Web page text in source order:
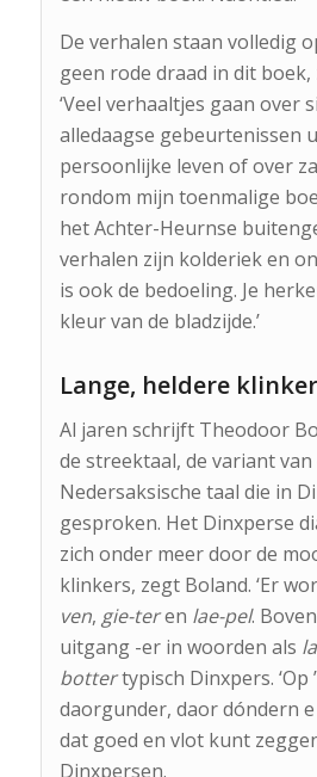
De verhalen staan volledig
geen rode draad in dit
‘Veel verhaaltjes gaan over
alledaagse gebeurtenissen
persoonlijke leven of over
rondom mijn toenmalige
het Achter-Heurnse
verhalen zijn kolderiek en
is ook de bedoeling. Je
kleur van de bladzijde.’
Lange, heldere
Al jaren schrijft Theodoor
de streektaal, de variant
Nedersaksische taal die in
gesproken. Het Dinxperse
zich onder meer door de
klinkers, zegt Boland. ‘Er
ven, gie-teren lae-pel.
uitgang -er in woorden als
bottertypisch Dinxpers. ‘Op
daorgunder, daor dóndern e
dat goed en vlot kunt
Dinxpersen.